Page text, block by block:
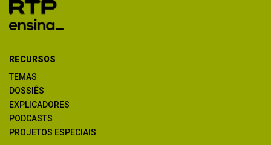
RECURSOS
TEMAS
DOSSIÊS
EXPLICADORES
PODCASTS
PROJETOS ESPECIAIS